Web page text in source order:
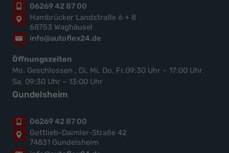
06269 42 87 00
Hambrücker Landstraße 6 + 8
68753 Waghäusel
info@autoflex24.de
Öffnungszeiten
Mo. Geschlossen , Di, Mi, Do, Fr,09:30 Uhr – 17:00 Uhr
Sa, 09:30 Uhr – 13:00 Uhr
Gundelsheim
06269 42 87 00
Gottlieb-Daimler-Straße 42
74831 Gundelsheim